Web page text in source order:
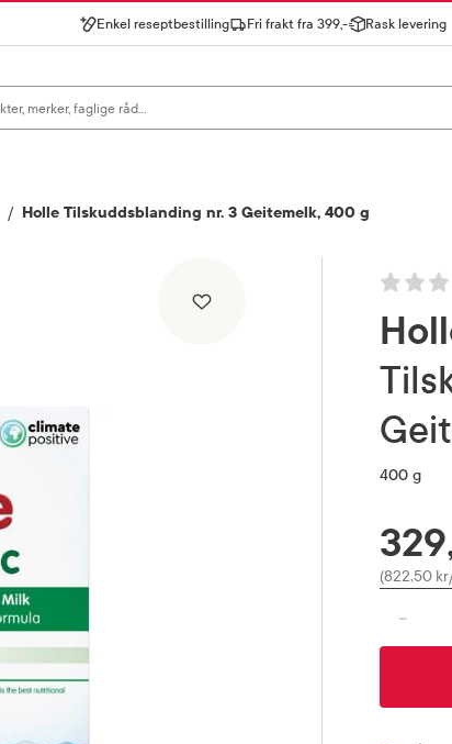
Enkel reseptbestilling Fri frakt fra 399,- Rask levering
Holle Tilskuddsblanding nr. 3 Geitemelk, 400 g
Tilskuddsblanding nr. 3
400 g
Pris
(822,50
-